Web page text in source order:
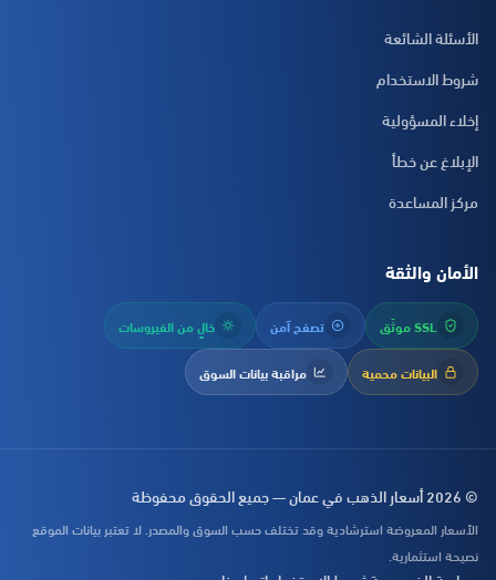
الأسئلة الشائعة
شروط الاستخدام
إخلاء المسؤولية
الإبلاغ عن خطأ
مركز المساعدة
الأمان والثقة
SSL موثّق تصفح آمن خالٍ من الفيروسات
البيانات محمية مراقبة بيانات السوق
© 2026 أسعار الذهب في عمان — جميع الحقوق محفوظة
الأسعار المعروضة استرشادية وقد تختلف حسب السوق والمصدر. لا تعتبر بيانات الموقع
نصيحة استثمارية.